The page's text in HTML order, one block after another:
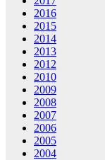
2016
2015
2014
2013
2012
2010
2009
2008
2007
2006
2005
2004